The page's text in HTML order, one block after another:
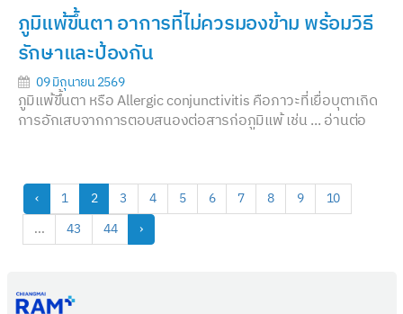
ภูมิแพ้ขึ้นตา อาการที่ไม่ควรมองข้าม พร้อมวิธี
รักษาและป้องกัน
09 มิถุนายน 2569
ภูมิแพ้ขึ้นตา หรือ Allergic conjunctivitis คือภาวะที่เยื่อบุตาเกิด
การอักเสบจากการตอบสนองต่อสารก่อภูมิแพ้ เช่น ...อ่านต่อ
‹ 1 2 3 4 5 6 7 8 9
10
...
43 44 ›